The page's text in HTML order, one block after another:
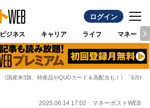
ログイン
ビジネス キャリア ライフ マネー
《国産米3袋、特産品やQUOカード＆高配当も！》「6月
2025.06.14 17:02 マネーポストWEB